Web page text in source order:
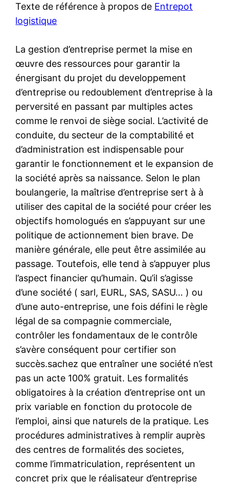
Texte de référence à propos de Entrepot
logistique
La gestion d’entreprise permet la mise en
œuvre des ressources pour garantir la
énergisant du projet du developpement
d’entreprise ou redoublement d’entreprise à la
perversité en passant par multiples actes
comme le renvoi de siège social. L’activité de
conduite, du secteur de la comptabilité et
d’administration est indispensable pour
garantir le fonctionnement et le expansion de
la société après sa naissance. Selon le plan
boulangerie, la maîtrise d’entreprise sert à à
utiliser des capital de la société pour créer les
objectifs homologués en s’appuyant sur une
politique de actionnement bien brave. De
manière générale, elle peut être assimilée au
passage. Toutefois, elle tend à s’appuyer plus
l’aspect financier qu’humain. Qu’il s’agisse
d’une société ( sarl, EURL, SAS, SASU… ) ou
d’une auto-entreprise, une fois défini le règle
légal de sa compagnie commerciale,
contrôler les fondamentaux de le contrôle
s’avère conséquent pour certifier son
succès.sachez que entraîner une société n’est
pas un acte 100% gratuit. Les formalités
obligatoires à la création d’entreprise ont un
prix variable en fonction du protocole de
l’emploi, ainsi que naturels de la pratique. Les
procédures administratives à remplir auprès
des centres de formalités des societes,
comme l’immatriculation, représentent un
concret prix que le réalisateur d’entreprise